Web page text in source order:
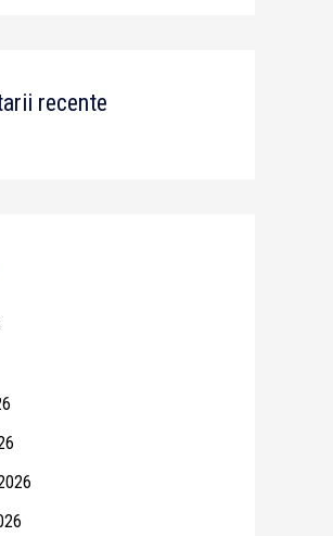
recente